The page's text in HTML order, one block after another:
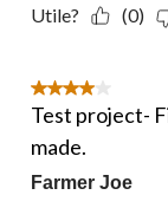
Utile? (0)
4 étoile(s) sur 5.
Test project-
made.
Farmer Joe